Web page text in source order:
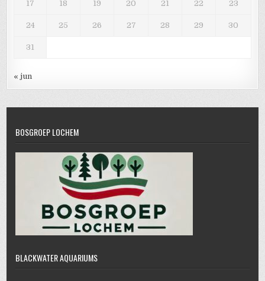
17 18 19 20 21 22 23
24 25 26 27 28 29 30
31
« jun
BOSGROEP LOCHEM
BLACKWATER AQUARIUMS